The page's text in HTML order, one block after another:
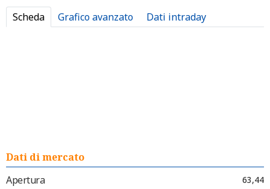
Scheda Grafico avanzato Dati intraday
Dati di mercato
Apertura
63,44